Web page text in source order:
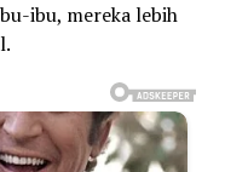
ibu, mereka lebih